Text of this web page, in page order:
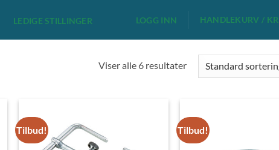
LEDIGE STILLINGER LOGG INN HANDLEKURV / KR
Viser alle 6 resultater
Tilbud! Tilbud!